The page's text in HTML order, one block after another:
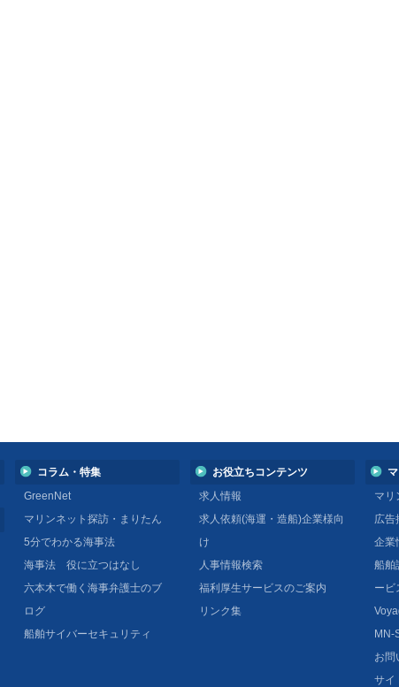
コラム・特集
GreenNet
マリンネット探訪・まりたん
5分でわかる海事法
海事法 役に立つはなし
六本木で働く海事弁護士のブ
ログ
船舶サイバーセキュリティ
お役立ちコンテンツ
求人情報
求人依頼(海運・造船)企業様向
け
人事情報検索
福利厚生サービスのご案内
リンク集
マリ
広告
企業
船舶
ービ
MN-
お問
サイ